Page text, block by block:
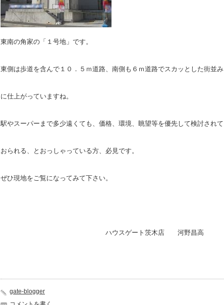
東南の角家の「１号地」です。
東側は歩道を含んで１０．５ｍ道路、南側も６ｍ道路でスカッとした街並み
に仕上がっていますね。
駅やスーパーまで多少遠くても、価格、環境、眺望等を優先して検討されて
おられる、とおっしゃっている方、必見です。
ぜひ現地をご覧になってみて下さい。
ハウスゲート茨木店 河野昌高
gate-blogger